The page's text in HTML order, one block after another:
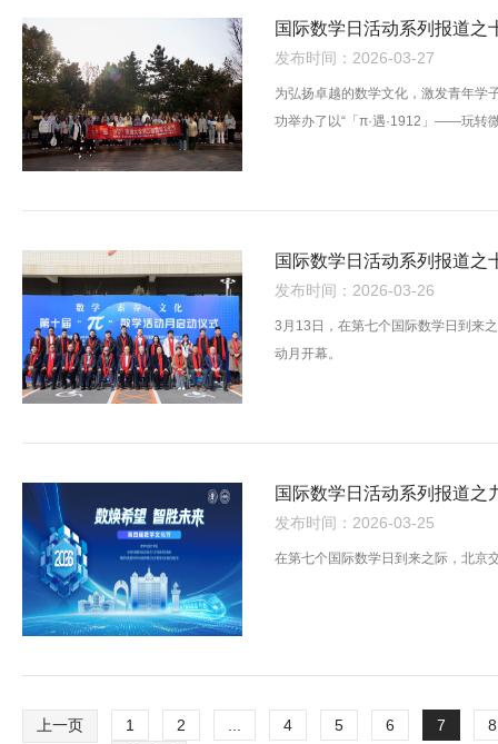
发布时间：2026-03-27
为弘扬卓越的数学文化，激发青年学
功举办了以“「π·遇·1912」——玩转
发布时间：2026-03-26
3月13日，在第七个国际数学日到来
动月开幕。
发布时间：2026-03-25
在第七个国际数学日到来之际，北京
上一页 1 2 4 5 6 7
8